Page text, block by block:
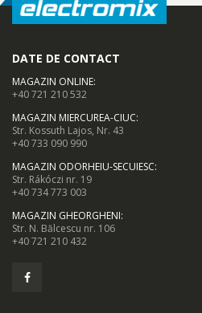
DATE DE CONTACT
MAGAZIN ONLINE:
+40 721 210 532
MAGAZIN MIERCUREA-CIUC:
Str. Kossuth Lajos, Nr. 43
+40 733 090 990
MAGAZIN ODORHEIU-SECUIESC:
Str. Rákóczi nr. 19
+40 734 773 003
MAGAZIN GHEORGHENI:
Str. N. Bălcescu nr. 106
+40 721 210 432